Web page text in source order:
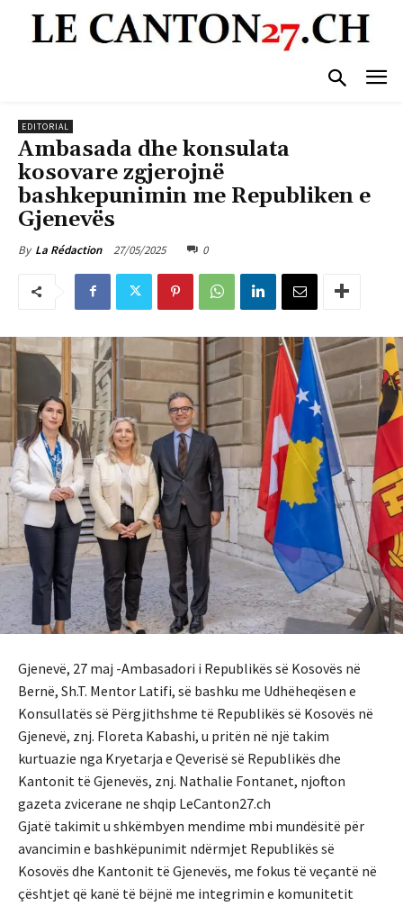
EDITORIAL
Ambasada dhe konsulata
kosovare zgjerojnë
bashkepunimin me Republiken e
Gjenevës
By La Rédaction 27/05/2025 0
Gjenevë, 27 maj -Ambasadori i Republikës së Kosovës në
Bernë, Sh.T. Mentor Latifi, së bashku me Udhëheqësen e
Konsullatës së Përgjithshme të Republikës së Kosovës në
Gjenevë, znj. Floreta Kabashi, u pritën në një takim
kurtuazie nga Kryetarja e Qeverisë së Republikës dhe
Kantonit të Gjenevës, znj. Nathalie Fontanet, njofton
gazeta zvicerane ne shqip LeCanton27.ch
Gjatë takimit u shkëmbyen mendime mbi mundësitë për
avancimin e bashkëpunimit ndërmjet Republikës së
Kosovës dhe Kantonit të Gjenevës, me fokus të veçantë në
çështjet që kanë të bëjnë me integrimin e komunitetit